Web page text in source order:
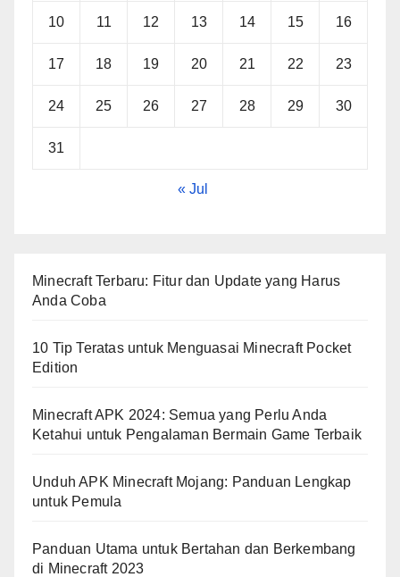
10 11 12 13 14 15 16
17 18 19 20 21 22 23
24 25 26 27 28 29 30
31
« Jul
Minecraft Terbaru: Fitur dan Update yang Harus
Anda Coba
10 Tip Teratas untuk Menguasai Minecraft Pocket
Edition
Minecraft APK 2024: Semua yang Perlu Anda
Ketahui untuk Pengalaman Bermain Game Terbaik
Unduh APK Minecraft Mojang: Panduan Lengkap
untuk Pemula
Panduan Utama untuk Bertahan dan Berkembang
di Minecraft 2023